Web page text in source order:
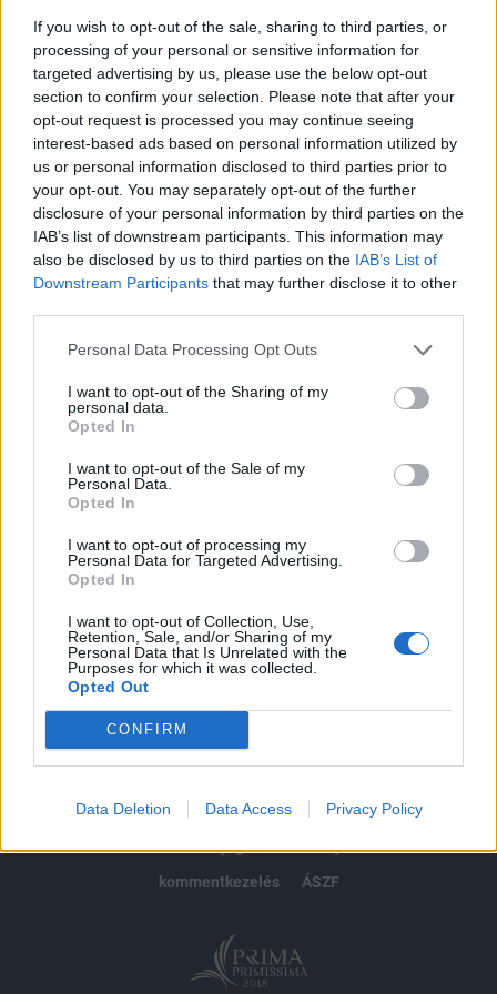
If you wish to opt-out of the sale, sharing to third parties, or
processing of your personal or sensitive information for
targeted advertising by us, please use the below opt-out
section to confirm your selection. Please note that after your
opt-out request is processed you may continue seeing
interest-based ads based on personal information utilized by
us or personal information disclosed to third parties prior to
your opt-out. You may separately opt-out of the further
disclosure of your personal information by third parties on the
IAB’s list of downstream participants. This information may
also be disclosed by us to third parties on the IAB’s List of
Downstream Participants that may further disclose it to other
Personal Data Processing Opt Outs
I want to opt-out of the Sharing of my
personal data.
Opted In
I want to opt-out of the Sale of my
Personal Data.
Opted In
I want to opt-out of processing my
Personal Data for Targeted Advertising.
Opted In
I want to opt-out of Collection, Use,
Retention, Sale, and/or Sharing of my
Personal Data that Is Unrelated with the
Purposes for which it was collected.
Opted Out
CONFIRM
Data Deletion Data Access Privacy Policy
európai, mind a japán gazdaság számára alapvető
fontosságú a gazdasági növekedés feltételeinek
megteremtése érdekében. Az USA a gazdasági növekedés
lassulása ellenére is a legfontosabb exportpiacok között
van mindkét gazdasági egység számára. A dollár hirtelen
gyengülése jóval megdrágítaná az európai és japán...
KEDVES OLVASÓNK!
A keresett cikk a portfolio.hu hírarchívumához
tartozik, melynek olvasása előfizetéses
regisztrációhoz kötött.
Az előfizetés a következőket tartalmazza:
Portfolio.hu teljes cikkarchívum
Kötéslisták: BÉT elmúlt 2 év napon belüli
kötéslistái
impresszum
jogi nyilatkozat
süti beállítások
adatvédelem
szerzői jogok médiaajánlat
karrier
kommentkezelés
ÁSZF